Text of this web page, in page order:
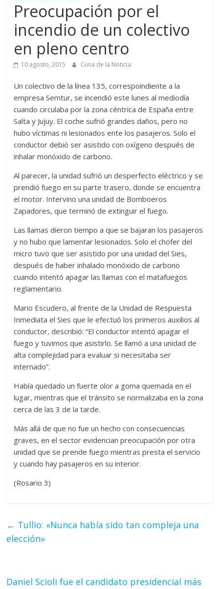
Preocupación por el
incendio de un colectivo
en pleno centro
10 agosto, 2015 Cuna de la Noticia
Un colectivo de la línea 135, correspoindiente a la
empresa Semtur, se incendió este lunes al mediodía
cuando circulaba por la zona céntrica de España entre
Salta y Jujuy. El coche sufrió grandes daños, pero no
hubo víctimas ni lesionados ente los pasajeros. Solo el
conductor debió ser asistido con oxígeno después de
inhalar monóxido de carbono.
Al parecer, la unidad sufrió un desperfecto eléctrico y se
prendió fuego en su parte trasero, donde se encuentra
el motor. Intervino una unidad de Bomboeros
Zapadores, que terminó de extinguir el fuego.
Las llamas dieron tiempo a que se bajaran los pasajeros
y no hubo que lamentar lesionados. Solo el chofer del
micro tuvo que ser asistido por una unidad del Sies,
después de haber inhalado monóxido de carbono
cuando intentó apagar las llamas con el matafuegos
reglamentario.
Mario Escudero, al frente de la Unidad de Respuesta
Inmediata el Sies que le efectuó los primeros auxilios al
conductor, describió: “El conductor intentó apagar el
fuego y tuvimos que asistirlo. Se llamó a una unidad de
alta complejidad para evaluar si necesitaba ser
internado”.
Había quedado un fuerte olor a goma quemada en el
lugar, mientras que el tránsito se normalizaba en la zona
cerca de las 3 de la tarde.
Más allá de que no fue un hecho con consecuencias
graves, en el sector evidencian preocupación por otra
unidad que se prende fuego mientras presta el servicio
y cuando hay pasajeros en su interior.
(Rosario 3)
← Tullio: «Nunca había sido tan compleja una
elección»
Daniel Scioli fue el candidato presidencial más